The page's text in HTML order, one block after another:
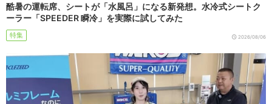
酷暑の運転席、シートが「水風呂」になる新発想。水冷式シートク
ーラー「SPEEDER 瞬冷」を実際に試してみた
特集 2026/08/06